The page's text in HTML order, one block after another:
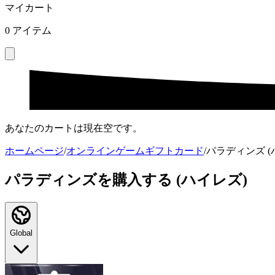
マイカート
0 アイテム
あなたのカートは現在空です。
ホームページ/オンラインゲームギフトカード/パラディンズ (
パラディンズを購入する (ハイレズ)
Global